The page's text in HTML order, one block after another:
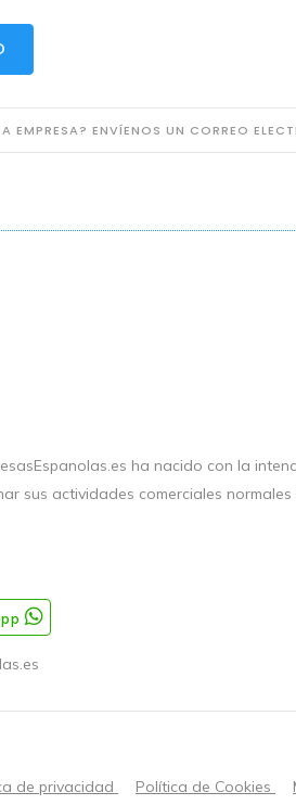
EMPRESA? ENVÍENOS UN CORREO
ha nacido con la
sus actividades comerciales
de privacidad Política de Cookies